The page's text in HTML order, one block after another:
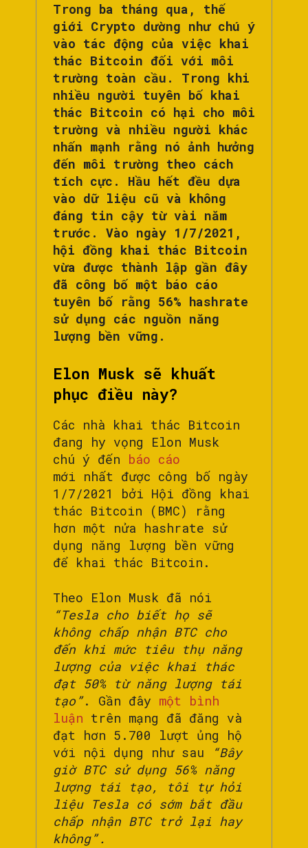
Trong ba tháng qua, thế
giới Crypto dường như chú ý
vào tác động của việc khai
thác Bitcoin đối với môi
trường toàn cầu. Trong khi
nhiều người tuyên bố khai
thác Bitcoin có hại cho môi
trường và nhiều người khác
nhấn mạnh rằng nó ảnh hưởng
đến môi trường theo cách
tích cực. Hầu hết đều dựa
vào dữ liệu cũ và không
đáng tin cậy từ vài năm
trước. Vào ngày 1/7/2021,
hội đồng khai thác Bitcoin
vừa được thành lập gần đây
đã công bố một báo cáo
tuyên bố rằng 56% hashrate
sử dụng các nguồn năng
lượng bền vững.
Elon Musk sẽ khuất
phục điều này?
Các nhà khai thác Bitcoin
đang hy vọng Elon Musk
chú ý đến báo cáo
mới nhất được công bố ngày
1/7/2021 bởi Hội đồng khai
thác Bitcoin (BMC) rằng
hơn một nửa hashrate sử
dụng năng lượng bền vững
để khai thác Bitcoin.
Theo Elon Musk đã nói
“Tesla cho biết họ sẽ
không chấp nhận BTC cho
đến khi mức tiêu thụ năng
lượng của việc khai thác
đạt 50% từ năng lượng tái
tạo”. Gần đây một bình
luận trên mạng đã đăng và
đạt hơn 5.700 lượt ủng hộ
với nội dụng như sau
“Bây
giờ BTC sử dụng 56% năng
lượng tái tạo, tôi tự hỏi
liệu Tesla có sớm bắt đầu
chấp nhận BTC trở lại hay
không”.